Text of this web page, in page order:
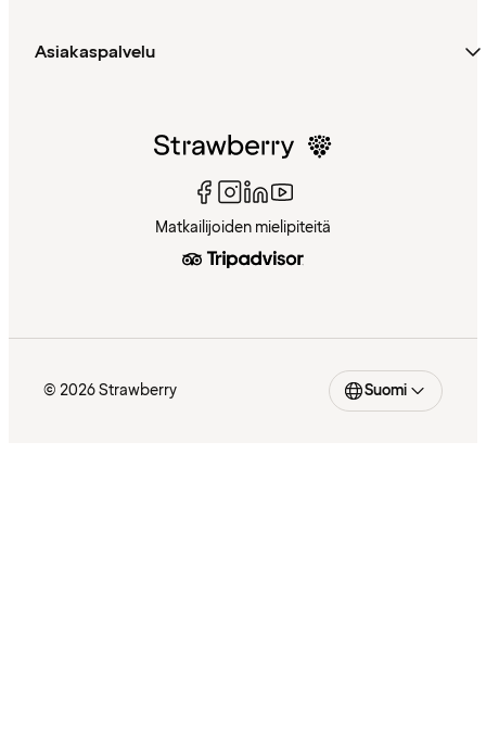
Asiakaspalvelu
Matkailijoiden mielipiteitä
© 2026 Strawberry Suomi